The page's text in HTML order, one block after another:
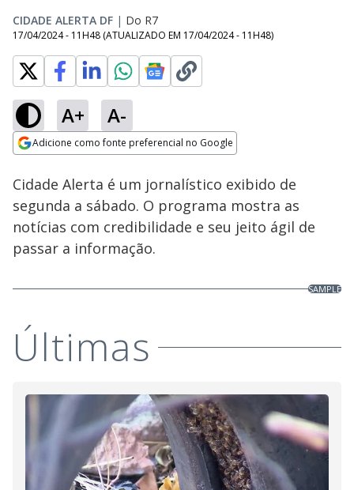
CIDADE ALERTA DF | Do R7
17/04/2024 - 11H48 (ATUALIZADO EM 17/04/2024 - 11H48)
A+ A-
Adicione como fonte preferencial no Google
Ativar
Loaded :
2.50%
Cidade Alerta é um jornalístico exibido de
segunda a sábado. O programa mostra as
notícias com credibilidade e seu jeito ágil de
passar a informação.
SAMPLE
Últimas